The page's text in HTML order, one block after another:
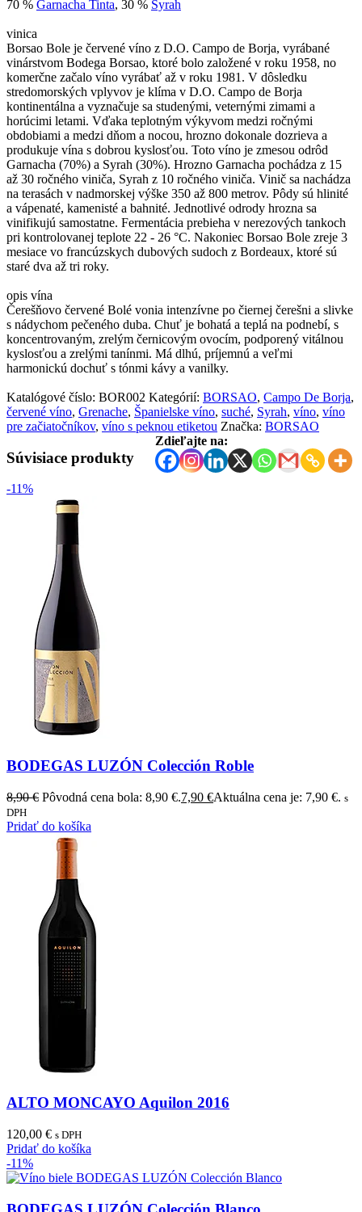
70 % Garnacha Tinta, 30 % Syrah
vinica
Borsao Bole je červené víno z D.O. Campo de Borja, vyrábané
vinárstvom Bodega Borsao, ktoré bolo založené v roku 1958, no
komerčne začalo víno vyrábať až v roku 1981. V dôsledku
stredomorských vplyvov je klíma v D.O. Campo de Borja
kontinentálna a vyznačuje sa studenými, veternými zimami a
horúcimi letami. Vďaka teplotným výkyvom medzi ročnými
obdobiami a medzi dňom a nocou, hrozno dokonale dozrieva a
produkuje vína s dobrou kyslosťou. Toto víno je zmesou odrôd
Garnacha (70%) a Syrah (30%). Hrozno Garnacha pochádza z 15
až 30 ročného viniča, Syrah z 10 ročného viniča. Vinič sa nachádza
na terasách v nadmorskej výške 350 až 800 metrov. Pôdy sú hlinité
a vápenaté, kamenisté a bahnité. Jednotlivé odrody hrozna sa
vinifikujú samostatne. Fermentácia prebieha v nerezových tankoch
pri kontrolovanej teplote 22 - 26 °C. Nakoniec Borsao Bole zreje 3
mesiace vo francúzskych dubových sudoch z Bordeaux, ktoré sú
staré dva až tri roky.
opis vína
Čerešňovo červené Bolé vonia intenzívne po čiernej čerešni a slivke
s nádychom pečeného duba. Chuť je bohatá a teplá na podnebí, s
koncentrovaným, zrelým černicovým ovocím, podporený vitálnou
kyslosťou a zrelými tanínmi. Má dlhú, príjemnú a veľmi
harmonickú dochuť s tónmi kávy a vanilky.
Katalógové číslo: BOR002 Kategórií: BORSAO, Campo De Borja,
červené víno, Grenache, Španielske víno, suché, Syrah, víno, víno
pre začiatočníkov, víno s peknou etiketou Značka: BORSAO
Zdieľajte na:
Súvisiace produkty
-11%
BODEGAS LUZÓN Colección Roble
8,90€ Pôvodná cena bola: 8,90 €.7,90 €Aktuálna cena je: 7,90 €. s
DPH
Pridať do košíka
ALTO MONCAYO Aquilon 2016
120,00 € s DPH
Pridať do košíka
-11%